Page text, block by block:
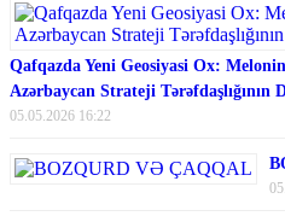
Qafqazda Yeni Geosiyasi Ox:
Azərbaycan Strateji Tərəfdaşlığının
05.05.2026 16:22